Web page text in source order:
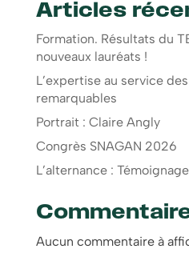
Articles
Formation. Résultats du
nouveaux lauréats !
L’expertise au service
remarquables
Portrait : Claire Angly
Congrès SNAGAN 2026
L’alternance :
Aucun commentaire à